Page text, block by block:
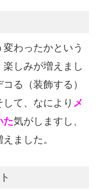
わったかという
楽しみが増えまし
る（装飾する）
して、なにより メ
た気がしますし、
えました。